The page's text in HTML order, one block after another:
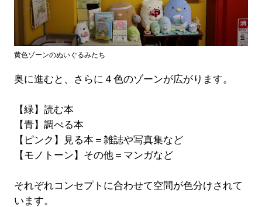
黄色ゾーンのぬいぐるみたち
奥に進むと、さらに４色のゾーンが広がります。
【緑】読む本
【青】調べる本
【ピンク】見る本＝雑誌や写真集など
【モノトーン】その他＝マンガなど
それぞれコンセプトに合わせて空間が色分けされて
います。